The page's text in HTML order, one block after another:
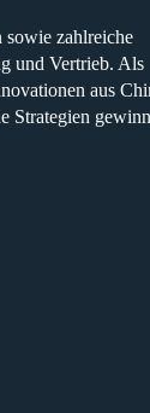
sowie zahlreiche
und Vertrieb. Als
aus
Strategien